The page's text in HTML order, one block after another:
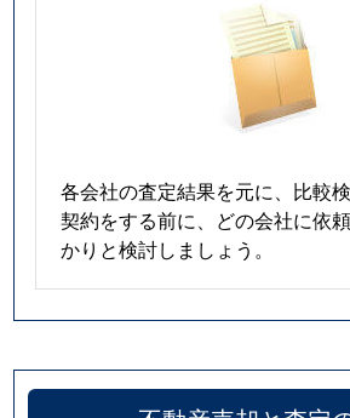
各会社の査定結果を元に、比較検
契約をする前に、どの会社に依
かりと検討しましょう。